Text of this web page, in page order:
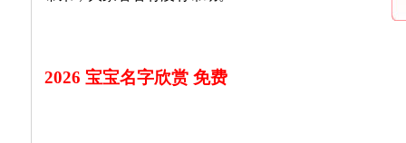
2026 宝宝名字欣赏 免费